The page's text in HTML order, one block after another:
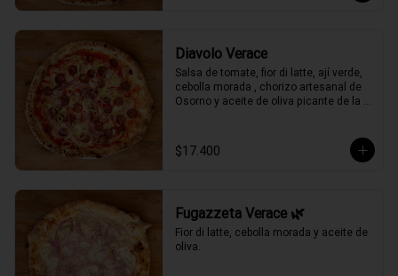
Diavolo Verace
Salsa de tomate, fior di latte, ají verde,
cebolla morada , chorizo artesanal de
Osorno y aceite de oliva picante de la
$17.400
Fugazzeta Verace 🌿
Fior di latte, cebolla morada y aceite de
oliva.